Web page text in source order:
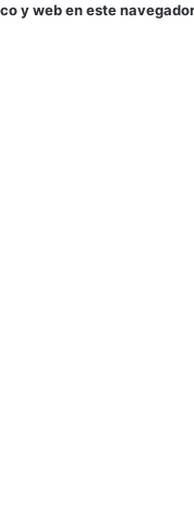
y web en este